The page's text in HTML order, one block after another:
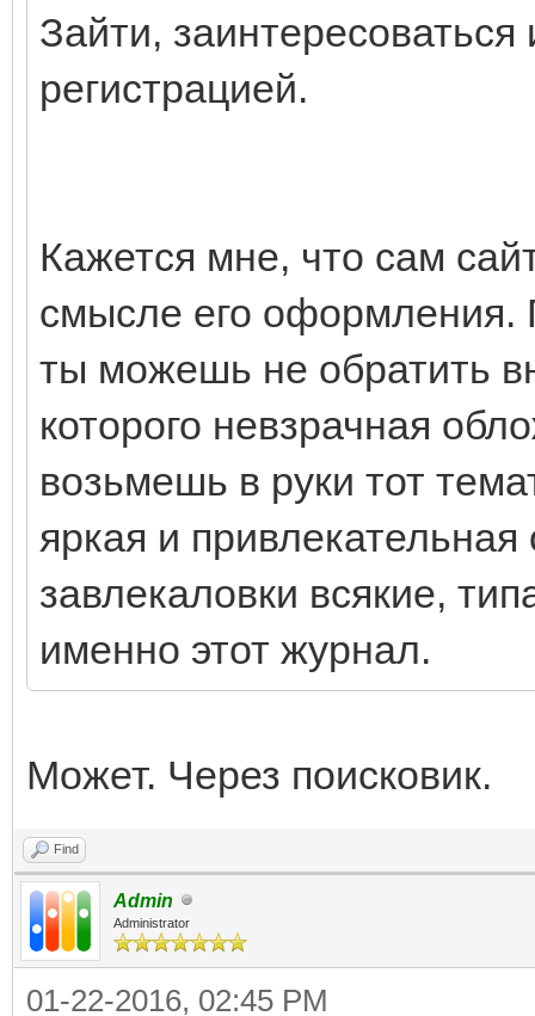
Зайти, заинтересоваться
регистрацией.
Кажется мне, что сам
смысле его оформления.
ты можешь не обратить
которого невзрачная
возьмешь в руки тот
яркая и
завлекаловки всякие,
именно этот журнал.
Может. Через поисковик.
Find
Admin
Administrator
01-22-2016, 02:45 PM